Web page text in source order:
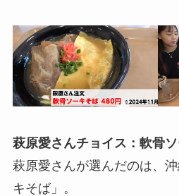
萩原愛さんチョイス：軟骨
萩原愛さんが選んだのは、
キそば」。